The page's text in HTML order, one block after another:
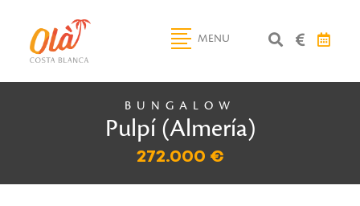
MENU
BUNGALOW
Pulpí (Almería)
272.000 €